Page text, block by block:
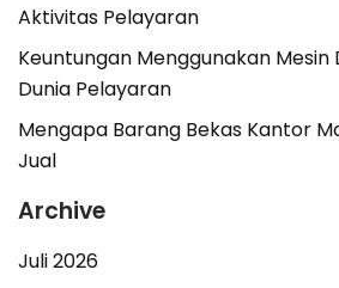
Aktivitas Pelayaran
Keuntungan Menggunakan Mesin
Dunia Pelayaran
Mengapa Barang Bekas Kantor
Jual
Archive
Juli 2026